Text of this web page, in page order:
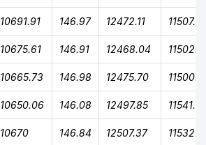
10691.91 146.97 12472.11 11507.81
10675.61 146.91 12468.04
10665.73 146.98 12475.70
10650.06 146.08 12497.85
10670 146.84 12507.37